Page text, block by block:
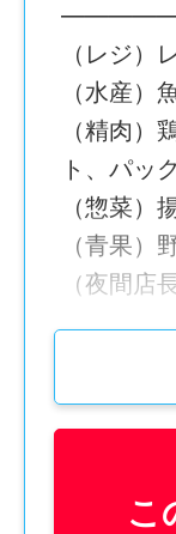
（レジ）
（水産）
（精肉）
ト、パッ
（惣菜）
（青果）
（夜間店
【この求
●1日4時
●最高で
●難しい
こ